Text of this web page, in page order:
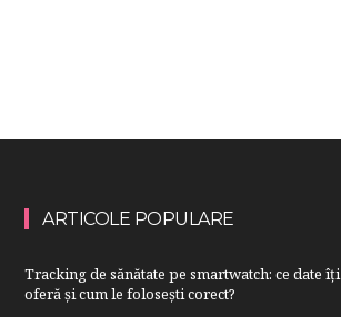
ARTICOLE POPULARE
Tracking de sănătate pe smartwatch: ce date îți
oferă și cum le folosești corect?